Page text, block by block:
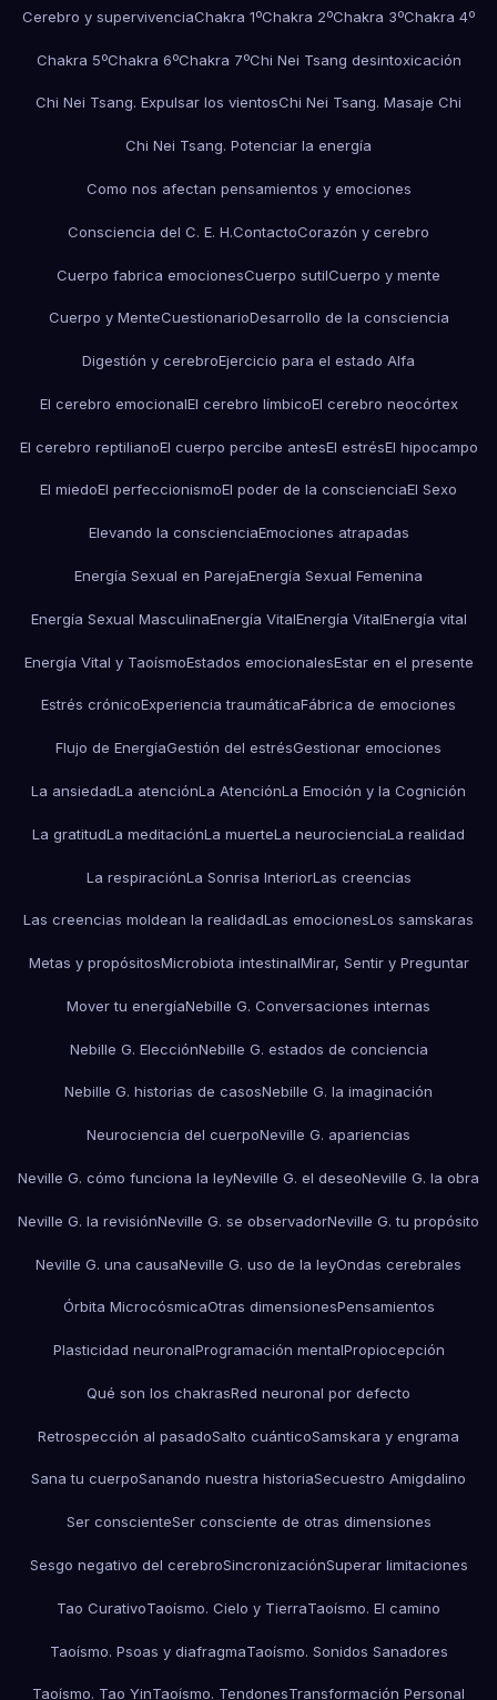
Cerebro y supervivenciaChakra 1ºChakra 2ºChakra 3ºChakra 4º
Chakra 5ºChakra 6ºChakra 7ºChi Nei Tsang desintoxicación
Chi Nei Tsang. Expulsar los vientosChi Nei Tsang. Masaje Chi
Chi Nei Tsang. Potenciar la energía
Como nos afectan pensamientos y emociones
Consciencia del C. E. H.ContactoCorazón y cerebro
Cuerpo fabrica emocionesCuerpo sutilCuerpo y mente
Cuerpo y MenteCuestionarioDesarrollo de la consciencia
Digestión y cerebroEjercicio para el estado Alfa
El cerebro emocionalEl cerebro límbicoEl cerebro neocórtex
El cerebro reptilianoEl cuerpo percibe antesEl estrésEl hipocampo
El miedoEl perfeccionismoEl poder de la conscienciaEl Sexo
Elevando la conscienciaEmociones atrapadas
Energía Sexual en ParejaEnergía Sexual Femenina
Energía Sexual MasculinaEnergía VitalEnergía VitalEnergía vital
Energía Vital y TaoísmoEstados emocionalesEstar en el presente
Estrés crónicoExperiencia traumáticaFábrica de emociones
Flujo de EnergíaGestión del estrésGestionar emociones
La ansiedadLa atenciónLa AtenciónLa Emoción y la Cognición
La gratitudLa meditaciónLa muerteLa neurocienciaLa realidad
La respiraciónLa Sonrisa InteriorLas creencias
Las creencias moldean la realidadLas emocionesLos samskaras
Metas y propósitosMicrobiota intestinalMirar, Sentir y Preguntar
Mover tu energíaNebille G. Conversaciones internas
Nebille G. ElecciónNebille G. estados de conciencia
Nebille G. historias de casosNebille G. la imaginación
Neurociencia del cuerpoNeville G. apariencias
Neville G. cómo funciona la leyNeville G. el deseoNeville G. la obra
Neville G. la revisiónNeville G. se observadorNeville G. tu propósito
Neville G. una causaNeville G. uso de la leyOndas cerebrales
Órbita MicrocósmicaOtras dimensionesPensamientos
Plasticidad neuronalProgramación mentalPropiocepción
Qué son los chakrasRed neuronal por defecto
Retrospección al pasadoSalto cuánticoSamskara y engrama
Sana tu cuerpoSanando nuestra historiaSecuestro Amigdalino
Ser conscienteSer consciente de otras dimensiones
Sesgo negativo del cerebroSincronizaciónSuperar limitaciones
Tao CurativoTaoísmo. Cielo y TierraTaoísmo. El camino
Taoísmo. Psoas y diafragmaTaoísmo. Sonidos Sanadores
Taoísmo. Tao YinTaoísmo. TendonesTransformación Personal